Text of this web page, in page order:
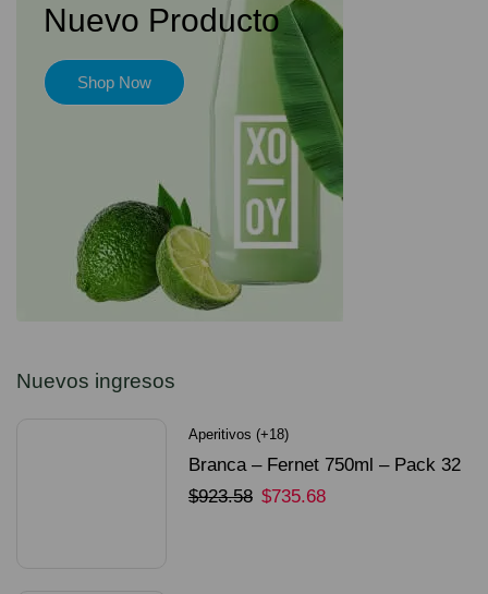
Nuevo Producto
Shop Now
Nuevos ingresos
Aperitivos (+18)
Branca – Fernet 750ml – Pack 32
Unidades
$923.58 $735.68